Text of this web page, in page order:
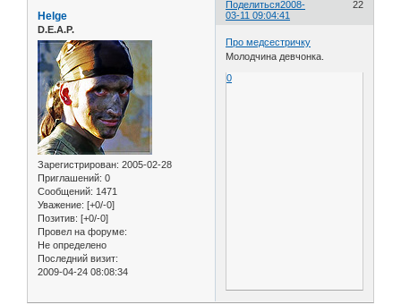
Поделиться 22
2008-
03-11 09:04:41
Helge
D.E.A.P.
Зарегистрирован: 2005-02-28
Приглашений: 0
Сообщений: 1471
Уважение: [+0/-0]
Позитив: [+0/-0]
Провел на форуме:
Не определено
Последний визит:
2009-04-24 08:08:34
Про медсестричку
Молодчина девчонка.
0